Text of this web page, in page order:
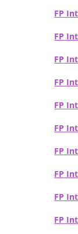
FP
FP
FP
FP
FP
FP
FP
FP
FP
FP